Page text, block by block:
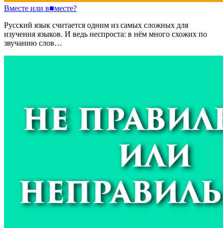
Вместе или в■месте?
Русский язык считается одним из самых сложных для
изучения языков. И ведь неспроста: в нём много схожих по
звучанию слов…